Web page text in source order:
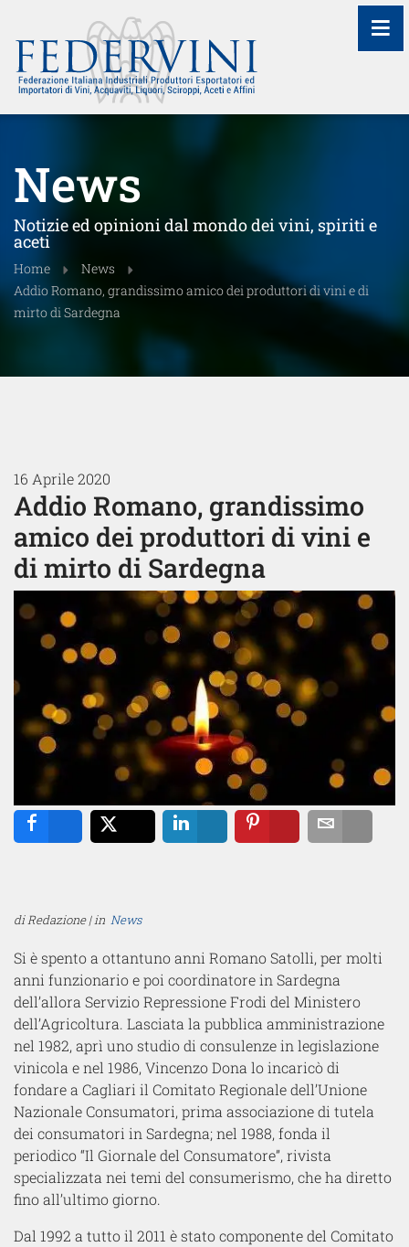
News
Notizie ed opinioni dal mondo dei vini, spiriti e
aceti
Home
News
Addio Romano, grandissimo amico dei produttori di vini e di
mirto di Sardegna
16 Aprile 2020
Addio Romano, grandissimo
amico dei produttori di vini e
di mirto di Sardegna
di Redazione | in News
Si è spento a ottantuno anni Romano Satolli, per molti
anni funzionario e poi coordinatore in Sardegna
dell’allora Servizio Repressione Frodi del Ministero
dell’Agricoltura. Lasciata la pubblica amministrazione
nel 1982, aprì uno studio di consulenze in legislazione
vinicola e nel 1986, Vincenzo Dona lo incaricò di
fondare a Cagliari il Comitato Regionale dell’Unione
Nazionale Consumatori, prima associazione di tutela
dei consumatori in Sardegna; nel 1988, fonda il
periodico “Il Giornale del Consumatore”, rivista
specializzata nei temi del consumerismo, che ha diretto
fino all’ultimo giorno.
Dal 1992 a tutto il 2011 è stato componente del Comitato
≡